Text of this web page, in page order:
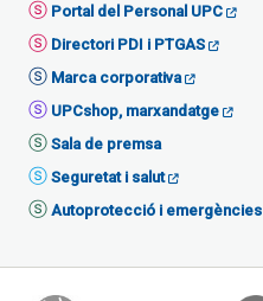
Portal del Personal UPC
Directori PDI i PTGAS
Marca corporativa
UPCshop, marxandatge
Sala de premsa
Seguretat i salut
Autoprotecció i emergències